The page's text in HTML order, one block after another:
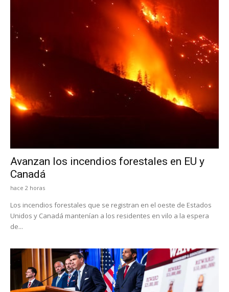
Avanzan los incendios forestales en EU y
Canadá
hace 2 horas
Los incendios forestales que se registran en el oeste de Estados
Unidos y Canadá mantenían a los residentes en vilo a la espera
de...